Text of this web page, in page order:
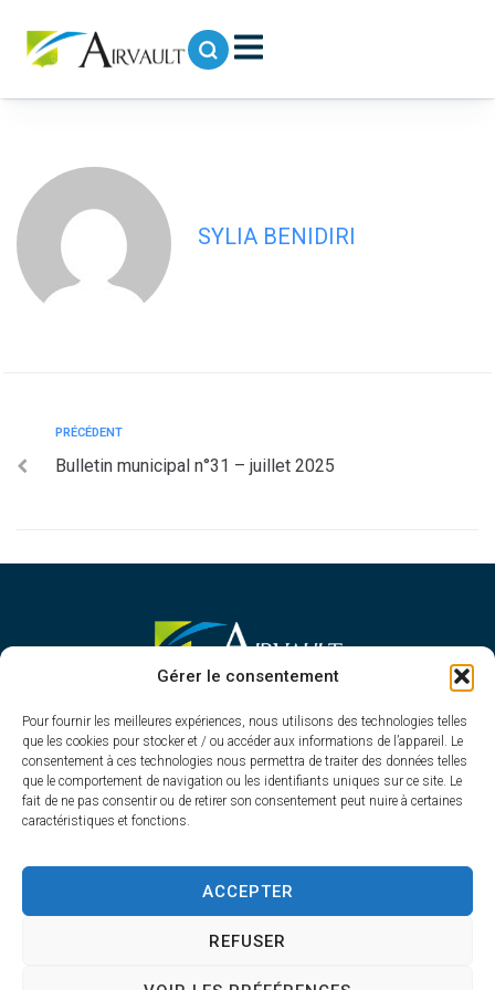
Gérer le consentement
Pour fournir les meilleures expériences, nous utilisons des technologies telles
que les cookies pour stocker et / ou accéder aux informations de l’appareil. Le
consentement à ces technologies nous permettra de traiter des données telles
que le comportement de navigation ou les identifiants uniques sur ce site. Le
fait de ne pas consentir ou de retirer son consentement peut nuire à certaines
caractéristiques et fonctions.
ACCEPTER
REFUSER
BULLETIN MUNICIPAL N°32 –
SYLIA BENIDIRI
PRÉCÉDENT
Bulletin municipal n°31 – juillet 2025
MAIRIE D'AIRVAULT
1 Rue Constant Balquet,
79600 Airvault
05 49 64 70 13
Contacter la mairie
Du lundi au vendredi
de 8h30 à 12h30 et de 13h45 à 17h30